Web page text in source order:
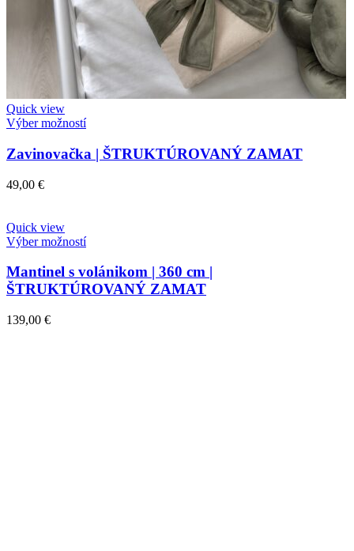
Quick view
Výber možností
Zavinovačka | ŠTRUKTÚROVANÝ ZAMAT
49,00 €
Quick view
Výber možností
Mantinel s volánikom | 360 cm |
ŠTRUKTÚROVANÝ ZAMAT
139,00 €